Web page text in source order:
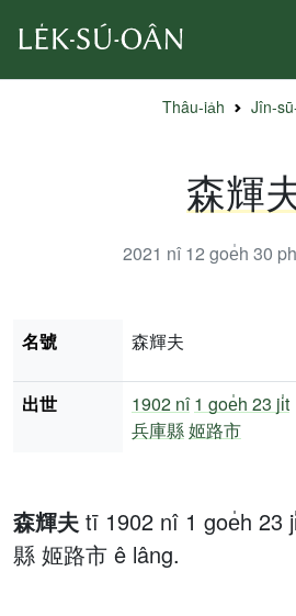
Thâu-ia̍h Jîn-
森輝
2021 nî 12 goe̍h 30
森輝夫 tī 1902 nî 1 goe̍h 23
縣 姬路市 ê lâng.
名號 森輝夫
出世 1902 nî 1 goe̍h 23 ji̍t
兵庫縣姬路市